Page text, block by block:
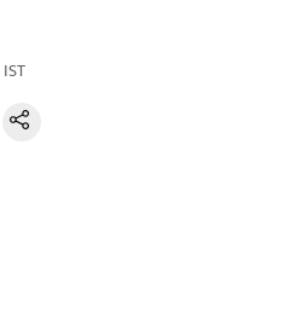
IST